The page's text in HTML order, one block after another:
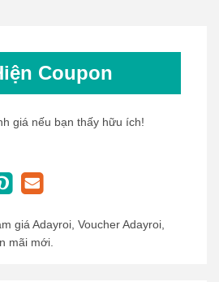
Coupon
giá nếu bạn thấy hữu ích!
giá Adayroi, Voucher Adayroi,
mãi mới.